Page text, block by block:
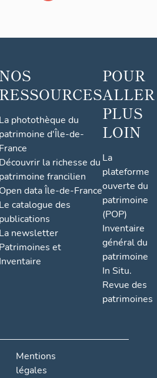
NOS
RESSOURCES
La photothèque du
patrimoine d'Île-de-
France
Découvrir la richesse du
patrimoine francilien
Open data Île-de-France
Le catalogue des
publications
La newsletter
Patrimoines et
Inventaire
POUR
ALLER
PLUS
LOIN
La
plateforme
ouverte du
patrimoine
(POP)
Inventaire
général du
patrimoine
In Situ.
Revue des
patrimoines
Mentions
légales